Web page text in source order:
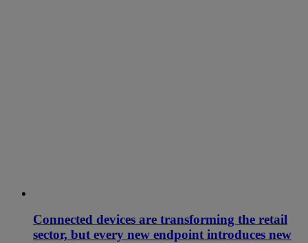
Connected devices are transforming the retail
sector, but every new endpoint introduces new